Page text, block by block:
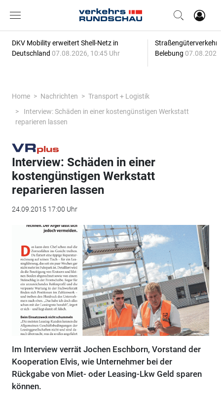
DKV Mobility erweitert Shell-Netz in
Deutschland 07.08.2026, 10:45 Uhr
Straßengüterverkehr
Belebung
Home Nachrichten
Transport + Logistik
Interview: Schäden in einer kostengünstigen Werkstatt
reparieren lassen
Interview: Schäden in einer
kostengünstigen Werkstatt
reparieren lassen
24.09.2015 17:00 Uhr
Im Interview verrät Jochen Eschborn, Vorstand der
Kooperation Elvis, wie Unternehmer bei der
Rückgabe von Miet- oder Leasing-Lkw Geld sparen
können.